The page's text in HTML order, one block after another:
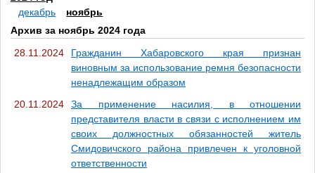
декабрь
ноябрь
Архив за ноябрь 2024 года
28.11.2024
Гражданин Хабаровского края признан
виновным за использование ремня безопасности
ненадлежащим образом
20.11.2024
За применение насилия, в отношении
представителя власти в связи с исполнением им
своих должностных обязанностей житель
Смидовичского района привлечен к уголовной
ответственности